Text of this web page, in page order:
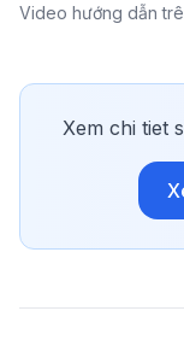
Video hướng dẫn
Xem chi tiet